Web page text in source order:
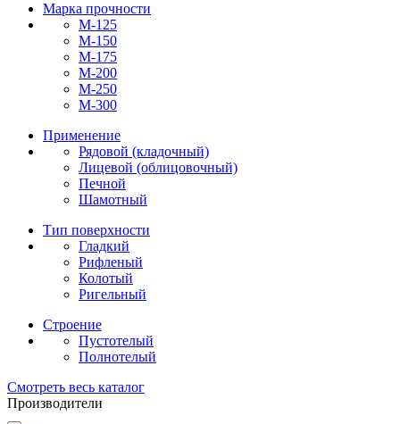
Марка прочности
М-125
М-150
М-175
М-200
М-250
М-300
Применение
Рядовой (кладочный)
Лицевой (облицовочный)
Печной
Шамотный
Тип поверхности
Гладкий
Рифленый
Колотый
Ригельный
Строение
Пустотелый
Полнотелый
Смотреть весь каталог
Производители